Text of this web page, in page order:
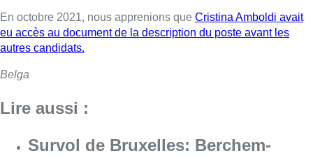
En octobre 2021, nous apprenions que Cristina Amboldi avait
eu accès au document de la description du poste avant les
autres candidats.
Belga
Lire aussi :
Survol de Bruxelles: Berchem-